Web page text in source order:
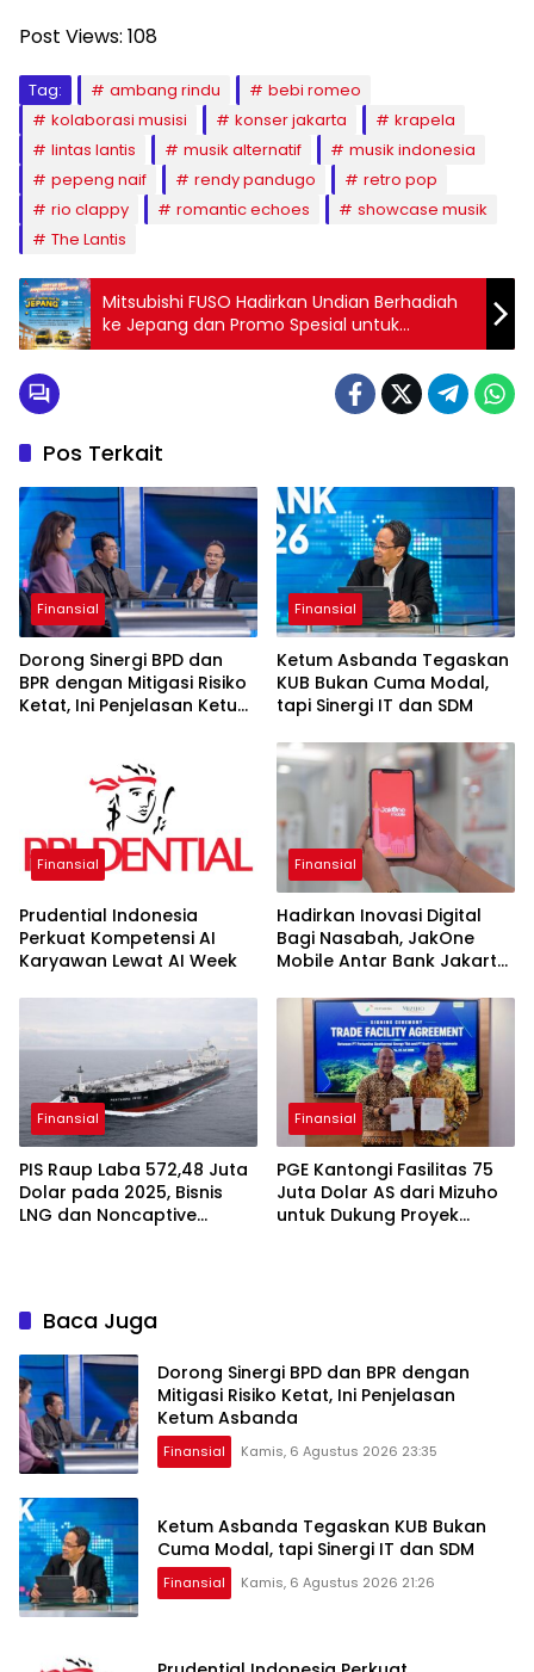
Post Views: 108
Tag: ambang rindu
bebi romeo
kolaborasi musisi
konser jakarta
krapela
lintas lantis
musik alternatif
musik indonesia
pepeng naif
rendy pandugo
retro pop
rio clappy
romantic echoes
showcase musik
The Lantis
Mitsubishi FUSO Hadirkan Undian Berhadiah
ke Jepang dan Promo Spesial untuk
Konsumen Setia
Pos Terkait
Finansial
Dorong Sinergi BPD dan
BPR dengan Mitigasi Risiko
Ketat, Ini Penjelasan Ketum
Finansial
Ketum Asbanda Tegaskan
KUB Bukan Cuma Modal,
tapi Sinergi IT dan SDM
Finansial
Prudential Indonesia
Perkuat Kompetensi AI
Karyawan Lewat AI Week
Finansial
Hadirkan Inovasi Digital
Bagi Nasabah, JakOne
Mobile Antar Bank Jakarta
Excellence Awards 2026
Finansial
PIS Raup Laba 572,48 Juta
Dolar pada 2025, Bisnis
LNG dan Noncaptive
Finansial
PGE Kantongi Fasilitas 75
Juta Dolar AS dari Mizuho
untuk Dukung Proyek
Baca Juga
Dorong Sinergi BPD dan BPR dengan
Mitigasi Risiko Ketat, Ini Penjelasan
Ketum Asbanda
Finansial Kamis, 6 Agustus 2026 23:35
Ketum Asbanda Tegaskan KUB Bukan
Cuma Modal, tapi Sinergi IT dan SDM
Finansial Kamis, 6 Agustus 2026 21:26